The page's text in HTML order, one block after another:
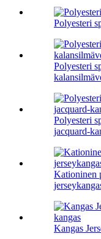
Polyesteri
Polyesteri
Polyesteri
jacquard-
Kationinen
Kangas